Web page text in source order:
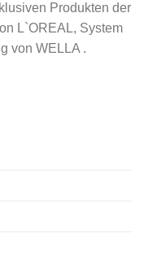
Produkten der
L`OREAL, System
von WELLA .